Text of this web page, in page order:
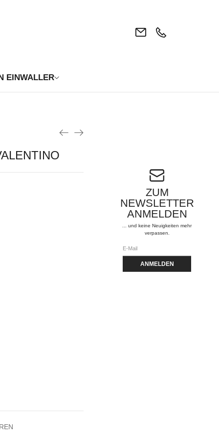
EINWALLER
ZUM
NEWSLETTER
ANMELDEN
... und keine Neuigkeiten mehr
verpassen.
ANMELDEN